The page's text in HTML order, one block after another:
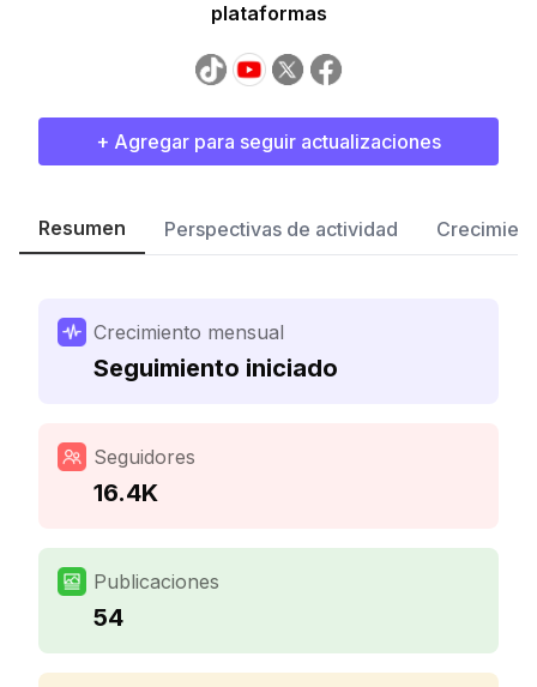
plataformas
+ Agregar para seguir actualizaciones
Resumen Perspectivas de actividad
Crecimiento mensual
Seguimiento iniciado
Seguidores
16.4K
Publicaciones
54